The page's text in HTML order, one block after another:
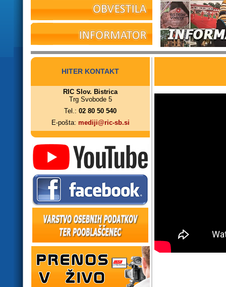
HITER KONTAKT
RIC Slov. Bistrica
Trg Svobode 5
Tel.: 02 80 50 540
E-pošta: mediji@ric-sb.si